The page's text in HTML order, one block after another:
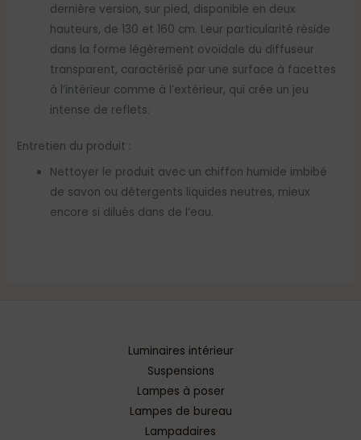
dernière version, sur pied, disponible en deux
hauteurs, de 130 et 160 cm. Leur particularité réside
dans la forme légèrement ovoïdale du diffuseur
transparent, caractérisé par une surface à facettes
à l’intérieur comme à l’extérieur, qui crée un jeu
intense de reflets.
Entretien du produit :
Nettoyer le produit avec un chiffon humide imbibé
de savon ou détergents liquides neutres, mieux
encore si dilués dans de l’eau.
Luminaires intérieur
Suspensions
Lampes à poser
Lampes de bureau
Lampadaires